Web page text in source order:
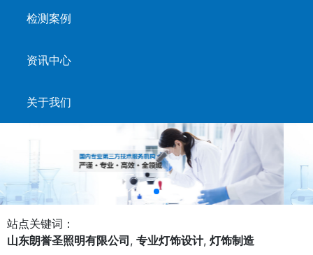
检测案例
资讯中心
关于我们
站点关键词：
山东朗誉圣照明有限公司 , 专业灯饰设计, 灯饰制造